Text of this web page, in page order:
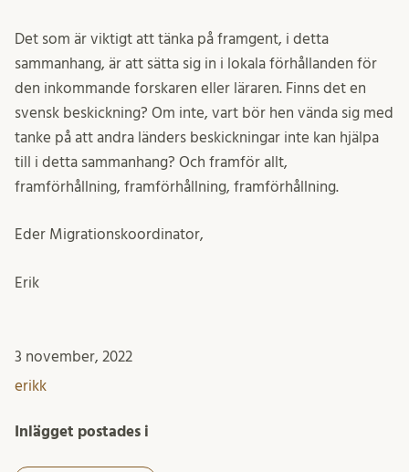
Det som är viktigt att tänka på framgent, i detta
sammanhang, är att sätta sig in i lokala förhållanden för
den inkommande forskaren eller läraren. Finns det en
svensk beskickning? Om inte, vart bör hen vända sig med
tanke på att andra länders beskickningar inte kan hjälpa
till i detta sammanhang? Och framför allt,
framförhållning, framförhållning, framförhållning.
Eder Migrationskoordinator,
Erik
3 november, 2022
erikk
Inlägget postades i